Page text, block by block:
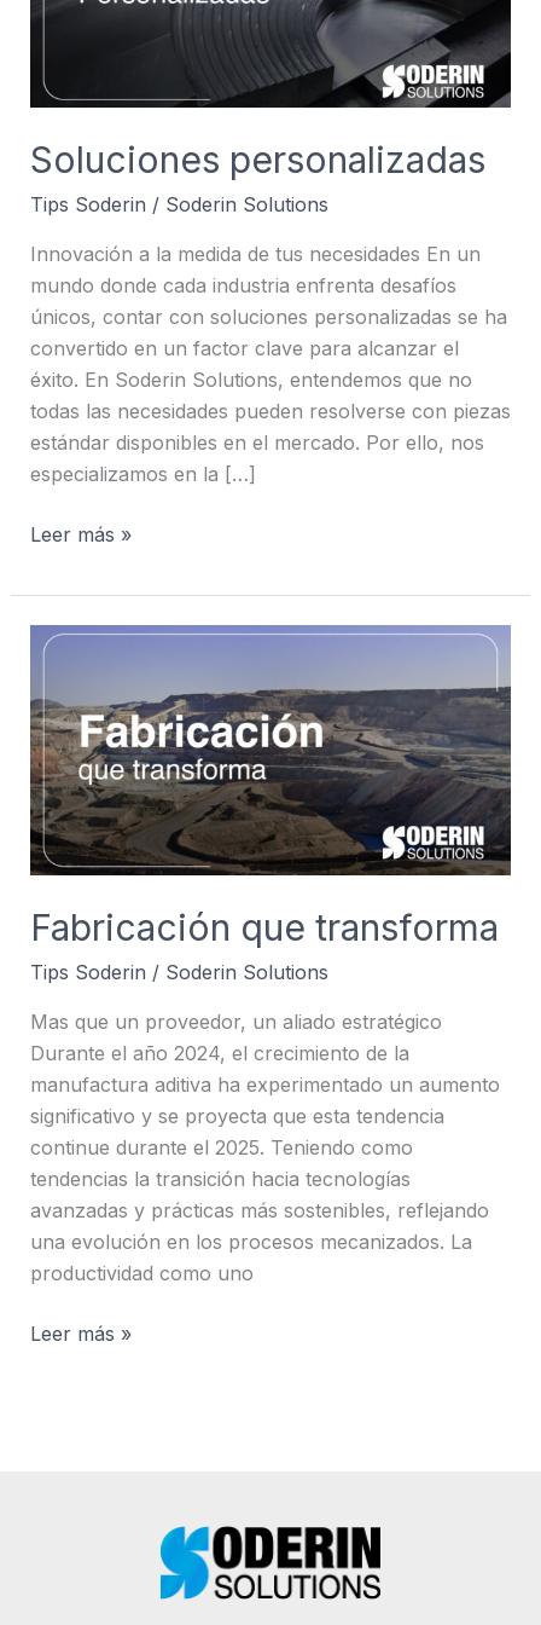
Soluciones personalizadas
Tips Soderin / Soderin Solutions
Innovación a la medida de tus necesidades En un
mundo donde cada industria enfrenta desafíos
únicos, contar con soluciones personalizadas se ha
convertido en un factor clave para alcanzar el
éxito. En Soderin Solutions, entendemos que no
todas las necesidades pueden resolverse con piezas
estándar disponibles en el mercado. Por ello, nos
especializamos en la […]
Leer más »
Fabricación que transforma
Tips Soderin / Soderin Solutions
Mas que un proveedor, un aliado estratégico
Durante el año 2024, el crecimiento de la
manufactura aditiva ha experimentado un aumento
significativo y se proyecta que esta tendencia
continue durante el 2025. Teniendo como
tendencias la transición hacia tecnologías
avanzadas y prácticas más sostenibles, reflejando
una evolución en los procesos mecanizados. La
productividad como uno
Fabricación
transforma
Leer más »